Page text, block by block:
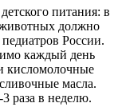
питания: в
должно
России.
каждый день
кисломолочные
масла.
раза в неделю.